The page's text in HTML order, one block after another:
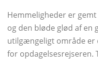
Hemmeligheder er
og den bløde glød af en
utilgængeligt område er
for opdagelsesrejseren.